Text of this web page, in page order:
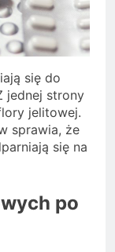
się do
jednej strony
jelitowej.
sprawia, że
się na
po